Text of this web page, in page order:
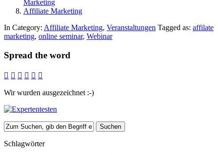
Marketing
Affiliate Marketing
In Category: Affiliate Marketing, Veranstaltungen Tagged as: affilate
marketing, online seminar, Webinar
Spread the word
     
Wir wurden ausgezeichnet :-)
Schlagwörter